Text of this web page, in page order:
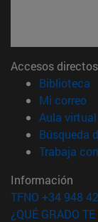
Accesos directos
Biblioteca
Mi correo
Aula virtual
Búsqueda
Trabaja
Información
TFNO +34 948
¿QUÉ GRADO